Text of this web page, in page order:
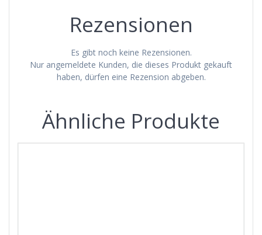
Rezensionen
Es gibt noch keine Rezensionen.
Nur angemeldete Kunden, die dieses Produkt gekauft
haben, dürfen eine Rezension abgeben.
Ähnliche Produkte